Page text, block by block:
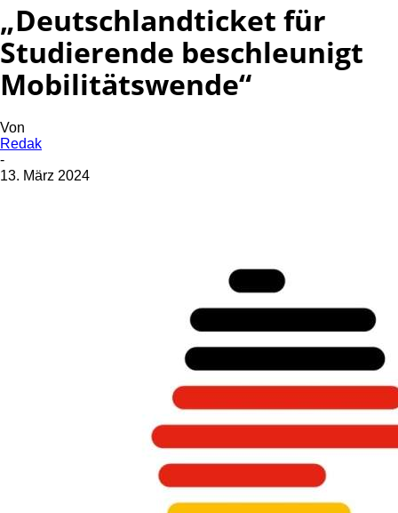
„Deutschlandticket für
Studierende beschleunigt
Mobilitätswende“
Von
Redak
-
13. März 2024